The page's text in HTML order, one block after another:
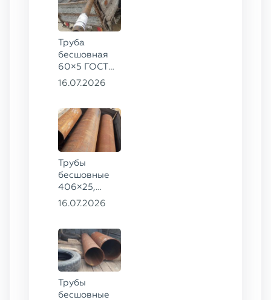
Труба
бесшовная
60×5 ГОСТ
8732-78, ст.
16.07.2026
Трубы
бесшовные
406×25,
325×20,
09Г2С
16.07.2026
Трубы
бесшовные